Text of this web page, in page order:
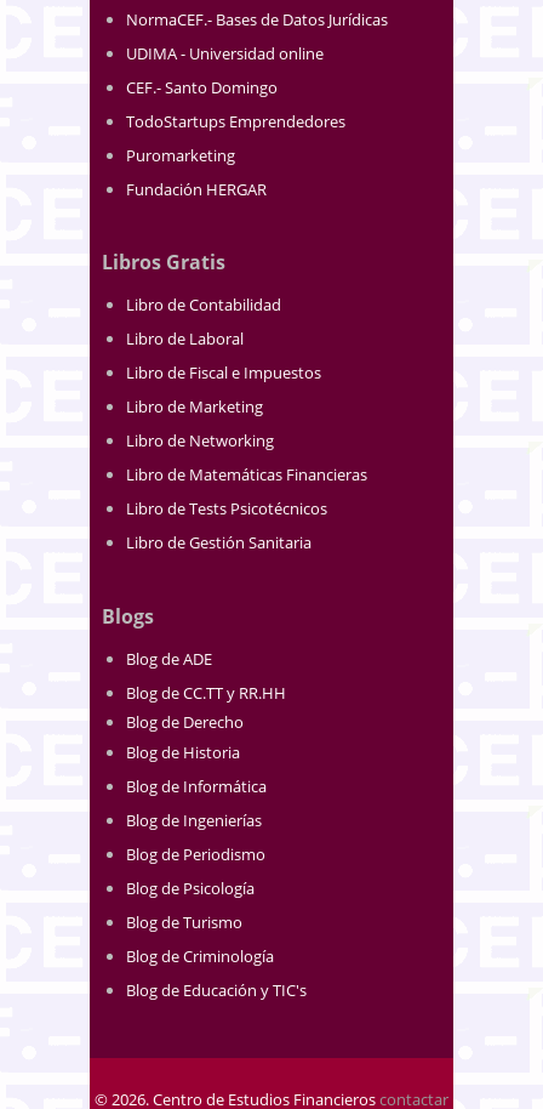
NormaCEF.- Bases de Datos Jurídicas
UDIMA - Universidad online
CEF.- Santo Domingo
TodoStartups Emprendedores
Puromarketing
Fundación HERGAR
Libros Gratis
Libro de Contabilidad
Libro de Laboral
Libro de Fiscal e Impuestos
Libro de Marketing
Libro de Networking
Libro de Matemáticas Financieras
Libro de Tests Psicotécnicos
Libro de Gestión Sanitaria
Blogs
Blog de ADE
Blog de CC.TT y RR.HH
Blog de Derecho
Blog de Historia
Blog de Informática
Blog de Ingenierías
Blog de Periodismo
Blog de Psicología
Blog de Turismo
Blog de Criminología
Blog de Educación y TIC's
© 2026. Centro de Estudios Financieroscontactar